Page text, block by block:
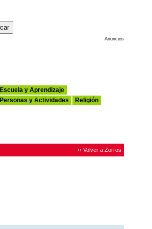
Anuncios
Escuela y Aprendizaje
Personas y Actividades
Religión
‹‹ Volver a Zorros